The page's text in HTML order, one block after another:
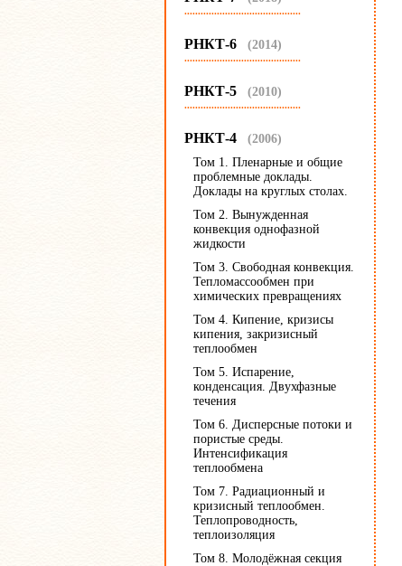
...........................................
РНКТ-6 (2014)
...........................................
РНКТ-5 (2010)
...........................................
РНКТ-4 (2006)
Том 1. Пленарные и общие
проблемные доклады.
Доклады на круглых столах.
Том 2. Вынужденная
конвекция однофазной
жидкости
Том 3. Свободная конвекция.
Тепломассообмен при
химических превращениях
Том 4. Кипение, кризисы
кипения, закризисный
теплообмен
Том 5. Испарение,
конденсация. Двухфазные
течения
Том 6. Дисперсные потоки и
пористые среды.
Интенсификация
теплообмена
Том 7. Радиационный и
кризисный теплообмен.
Теплопроводность,
теплоизоляция
Том 8. Молодёжная секция